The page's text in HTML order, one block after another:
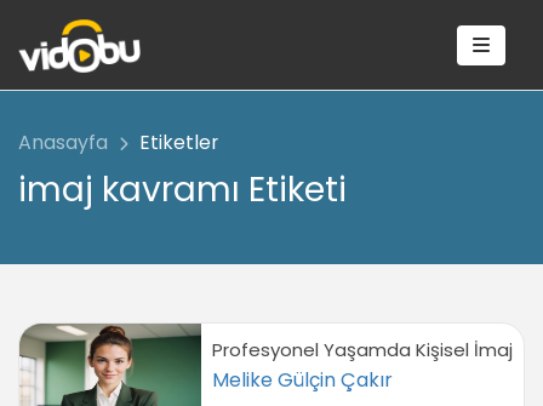
Anasayfa Etiketler
imaj kavramı Etiketi
Profesyonel Yaşamda Kişisel İmaj
Melike Gülçin Çakır